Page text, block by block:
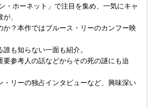
・ホーネット」で注目を集め、一気にキャ
、
か？本作ではブルース・リーのカンフー映
も知らない一面も紹介。
要参考人の話などからその死の謎にも迫
・リーの独占インタビューなど、興味深い